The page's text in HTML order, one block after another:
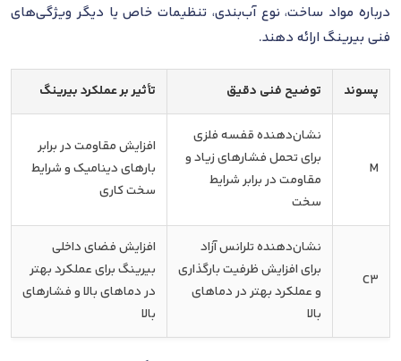
درباره مواد ساخت، نوع آب‌بندی، تنظیمات خاص یا دیگر ویژگی‌های
فنی بیرینگ ارائه دهند.
پسوند توضیح فنی دقیق تأثیر بر عملکرد بیرینگ
M
نشان‌دهنده قفسه فلزی
برای تحمل فشارهای زیاد و
مقاومت در برابر شرایط
سخت
افزایش مقاومت در برابر
بارهای دینامیک و شرایط
سخت کاری
C3
نشان‌دهنده تلرانس آزاد
برای افزایش ظرفیت بارگذاری
و عملکرد بهتر در دماهای
بالا
افزایش فضای داخلی
بیرینگ برای عملکرد بهتر
در دماهای بالا و فشارهای
بالا